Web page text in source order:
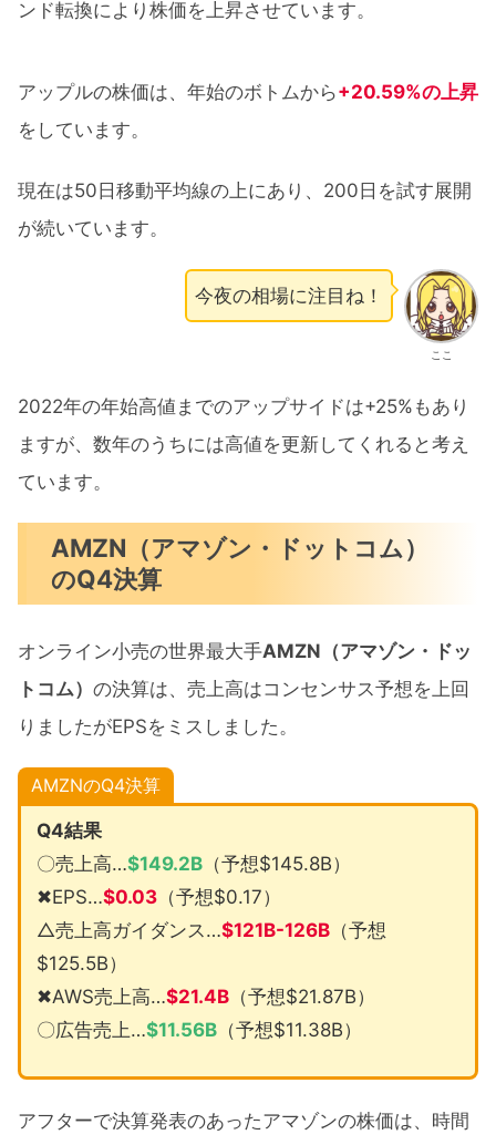
ンド転換により株価を上昇させています。
アップルの株価は、年始のボトムから+20.59%の上昇
をしています。
現在は50日移動平均線の上にあり、200日を試す展開
が続いています。
ここ
今夜の相場に注目ね！
2022年の年始高値までのアップサイドは+25%もあり
ますが、数年のうちには高値を更新してくれると考え
ています。
AMZN（アマゾン・ドットコム）
のQ4決算
オンライン小売の世界最大手AMZN（アマゾン・ドッ
トコム） の決算は、売上高はコンセンサス予想を上回
りましたがEPSをミスしました。
AMZNのQ4決算
Q4結果
〇売上高…$149.2B（予想$145.8B）
✖EPS…$0.03（予想$0.17）
△売上高ガイダンス…$121B-126B（予想
$125.5B）
✖AWS売上高…$21.4B（予想$21.87B）
〇広告売上…$11.56B（予想$11.38B）
アフターで決算発表のあったアマゾンの株価は、時間